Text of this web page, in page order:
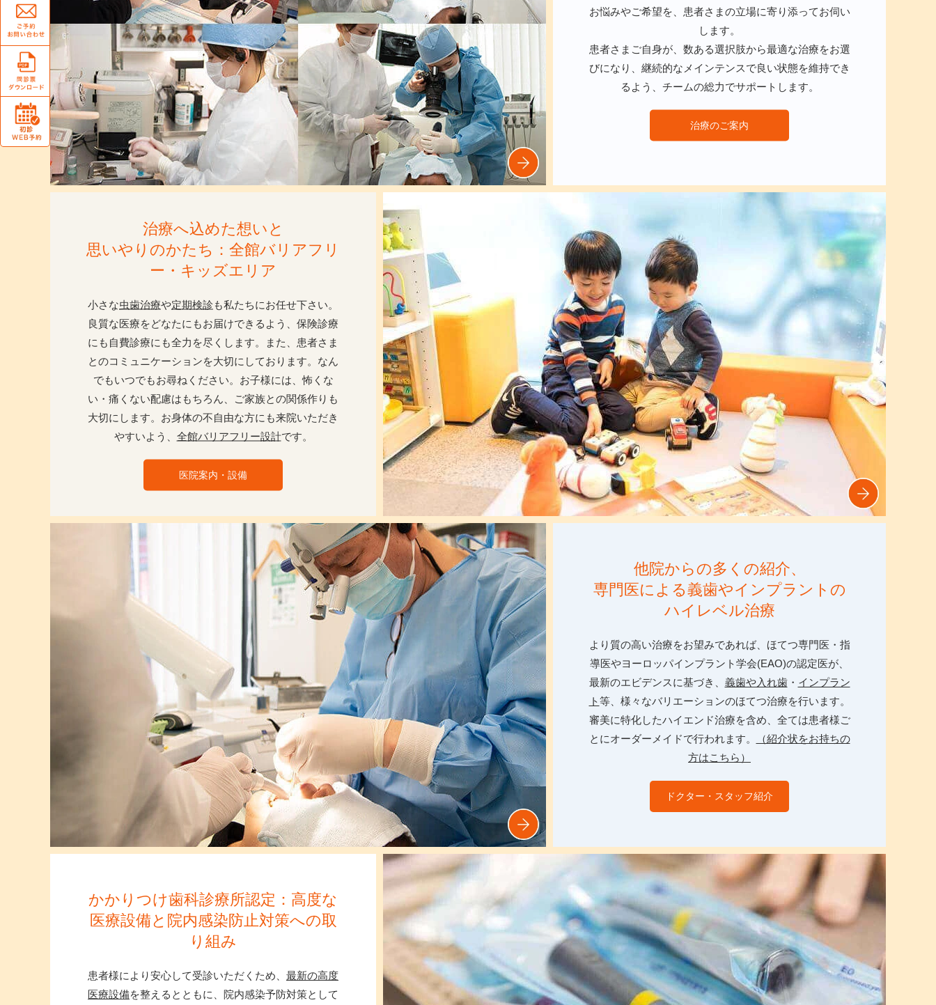
お悩みやご希望を、患者さまの立場に寄り添ってお伺い
します。
患者さまご自身が、数ある選択肢から最適な治療をお選
びになり、継続的なメインテンスで良い状態を維持でき
るよう、チームの総力でサポートします。
治療のご案内
治療へ込めた想いと
思いやりのかたち：全館バリアフリ
ー・キッズエリア
小さな虫歯治療や定期検診も私たちにお任せ下さい。
良質な医療をどなたにもお届けできるよう、保険診療
にも自費診療にも全力を尽くします。また、患者さま
とのコミュニケーションを大切にしております。なん
でもいつでもお尋ねください。お子様には、怖くな
い・痛くない配慮はもちろん、ご家族との関係作りも
大切にします。お身体の不自由な方にも来院いただき
やすいよう、 全館バリアフリー設計です。
医院案内・設備
他院からの多くの紹介、
専門医による義歯やインプラントの
ハイレベル治療
より質の高い治療をお望みであれば、ほてつ専門医・指
導医やヨーロッパインプラント学会(EAO)の認定医が、
最新のエビデンスに基づき、 義歯や入れ歯・ インプラン
ト等、様々なバリエーションのほてつ治療を行います。
審美に特化したハイエンド治療を含め、全ては患者様ご
とにオーダーメイドで行われます。
（紹介状をお持ちの
方はこちら）
ドクター・スタッフ紹介
かかりつけ歯科診療所認定：高度な
医療設備と院内感染防止対策への取
り組み
患者様により安心して受診いただくため、 最新の高度
医療設備を整えるとともに、院内感染予防対策として